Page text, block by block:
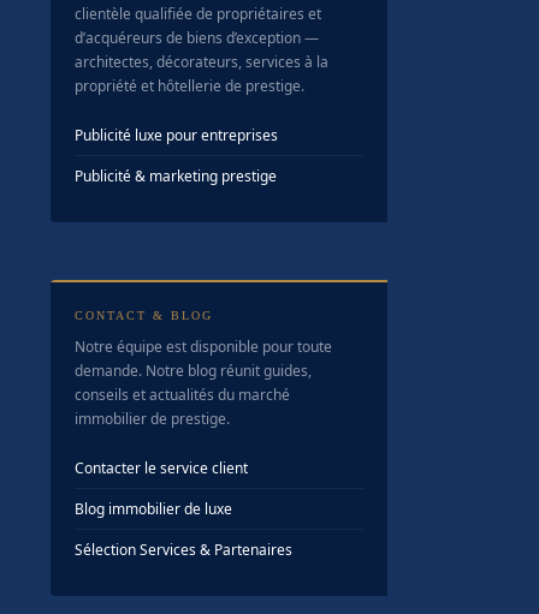
clientèle qualifiée de propriétaires et
d’acquéreurs de biens d’exception —
architectes, décorateurs, services à la
propriété et hôtellerie de prestige.
Publicité luxe pour entreprises
Publicité & marketing prestige
CONTACT & BLOG
Notre équipe est disponible pour toute
demande. Notre blog réunit guides,
conseils et actualités du marché
immobilier de prestige.
Contacter le service client
Blog immobilier de luxe
Sélection Services & Partenaires